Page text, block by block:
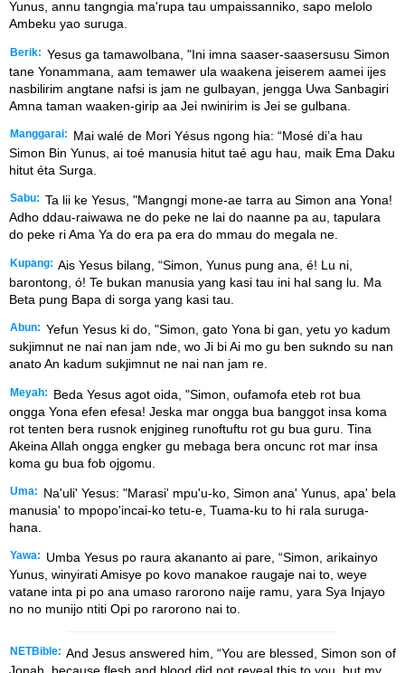
Yunus, annu tangngia ma'rupa tau umpaissanniko, sapo melolo
Ambeku yao suruga.
Berik: Yesus ga tamawolbana, "Ini imna saaser-saasersusu Simon
tane Yonammana, aam temawer ula waakena jeiserem aamei ijes
nasbilirim angtane nafsi is jam ne gulbayan, jengga Uwa Sanbagiri
Amna taman waaken-girip aa Jei nwinirim is Jei se gulbana.
Manggarai:
Mai walé de Mori Yésus ngong hia: “Mosé di’a hau
Simon Bin Yunus, ai toé manusia hitut taé agu hau, maik Ema Daku
hitut éta Surga.
Sabu: Ta lii ke Yesus, "Mangngi mone-ae tarra au Simon ana Yona!
Adho ddau-raiwawa ne do peke ne lai do naanne pa au, tapulara
do peke ri Ama Ya do era pa era do mmau do megala ne.
Kupang: Ais Yesus bilang, “Simon, Yunus pung ana, é! Lu ni,
barontong, ó! Te bukan manusia yang kasi tau ini hal sang lu. Ma
Beta pung Bapa di sorga yang kasi tau.
Abun: Yefun Yesus ki do, "Simon, gato Yona bi gan, yetu yo kadum
sukjimnut ne nai nan jam nde, wo Ji bi Ai mo gu ben sukndo su nan
anato An kadum sukjimnut ne nai nan jam re.
Meyah:
Beda Yesus agot oida, "Simon, oufamofa eteb rot bua
ongga Yona efen efesa! Jeska mar ongga bua banggot insa koma
rot tenten bera rusnok enjgineg runoftuftu rot gu bua guru. Tina
Akeina Allah ongga engker gu mebaga bera oncunc rot mar insa
koma gu bua fob ojgomu.
Uma:
Na'uli' Yesus: "Marasi' mpu'u-ko, Simon ana' Yunus, apa' bela
manusia' to mpopo'incai-ko tetu-e, Tuama-ku to hi rala suruga-
hana.
Yawa:
Umba Yesus po raura akananto ai pare, “Simon, arikainyo
Yunus, winyirati Amisye po kovo manakoe raugaje nai to, weye
vatane inta pi po ana umaso rarorono naije ramu, yara Sya Injayo
no no munijo ntiti Opi po rarorono nai to.
NETBible: And Jesus answered him, “You are blessed, Simon son of